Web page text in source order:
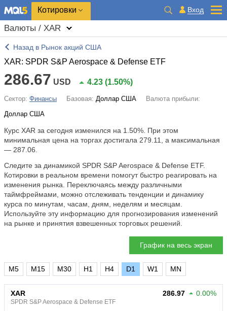
Котировки Вход
Валюты / XAR
Назад в Рынок акций США
XAR: SPDR S&P Aerospace & Defense ETF
286.67 USD 4.23 (1.50%)
Сектор: Финансы Базовая: Доллар США
Валюта прибыли:
Доллар США
Курс XAR за сегодня изменился на 1.50% . При этом
минимальная цена на торгах достигала 279.11, а максимальная
— 287.06.
Следите за динамикой SPDR S&P Aerospace & Defense ETF.
Котировки в реальном времени помогут быстро реагировать на
изменения рынка. Переключаясь между различными
таймфреймами, можно отслеживать тенденции и динамику
курса по минутам, часам, дням, неделям и месяцам.
Используйте эту информацию для прогнозирования изменений
на рынке и принятия взвешенных торговых решений.
График на весь экран
M5 M15 M30 H1 H4 D1 W1 MN
XAR
SPDR S&P Aerospace & Defense ETF
286.97 0.00%